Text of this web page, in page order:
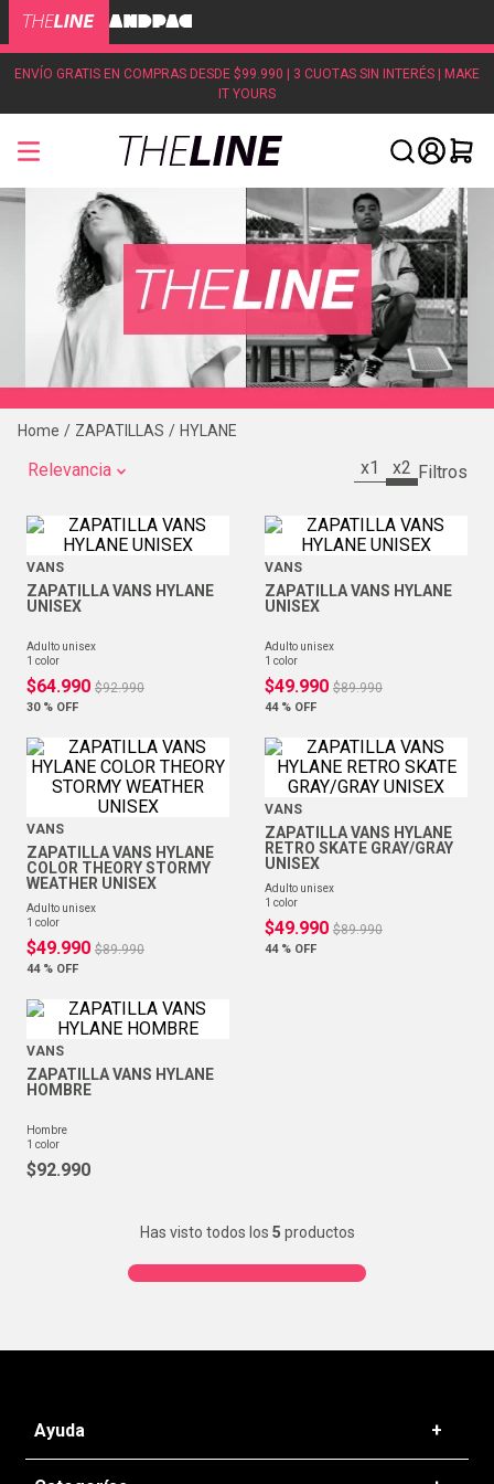
ENVÍO GRATIS EN COMPRAS DESDE $99.990 | 3 CUOTAS SIN INTERÉS | MAKE
IT YOURS
ZAPATILLAS HYLANE
Relevancia x1 x2
VANS
ZAPATILLA VANS HYLANE
UNISEX
adulto unisex
1 color
$64.990 $92.990
30 % OFF
VANS
ZAPATILLA VANS HYLANE
UNISEX
adulto unisex
1 color
$49.990 $89.990
44 % OFF
VANS
ZAPATILLA VANS HYLANE
COLOR THEORY STORMY
WEATHER UNISEX
adulto unisex
1 color
$49.990 $89.990
44 % OFF
VANS
ZAPATILLA VANS HYLANE
RETRO SKATE GRAY/GRAY
UNISEX
adulto unisex
1 color
$49.990 $89.990
44 % OFF
VANS
ZAPATILLA VANS HYLANE
HOMBRE
hombre
1 color
$92.990
Has visto todos los 5 productos
Ayuda +
Preguntas frecuentes